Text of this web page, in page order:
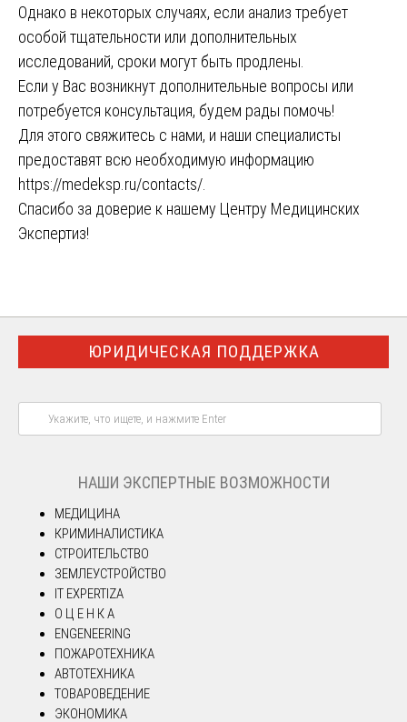
Однако в некоторых случаях, если анализ требует
особой тщательности или дополнительных
исследований, сроки могут быть продлены.
Если у Вас возникнут дополнительные вопросы или
потребуется консультация, будем рады помочь!
Для этого свяжитесь с нами, и наши специалисты
предоставят всю необходимую информацию
https://medeksp.ru/contacts/
Спасибо за доверие к нашему Центру Медицинских
Экспертиз!
ЮРИДИЧЕСКАЯ ПОДДЕРЖКА
НАШИ ЭКСПЕРТНЫЕ ВОЗМОЖНОСТИ
МЕДИЦИНА
КРИМИНАЛИСТИКА
СТРОИТЕЛЬСТВО
ЗЕМЛЕУСТРОЙСТВО
IT EXPERTIZA
О Ц Е Н К А
ENGENEERING
ПОЖАРОТЕХНИКА
АВТОТЕХНИКА
ТОВАРОВЕДЕНИЕ
ЭКОНОМИКА